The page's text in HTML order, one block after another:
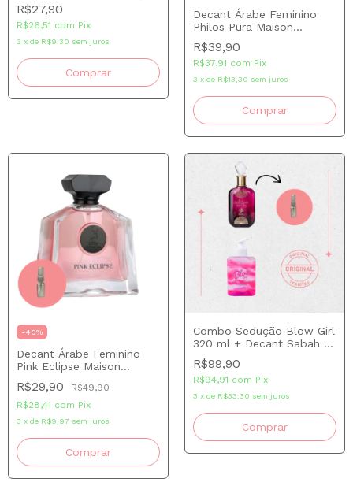
R$27,90
R$26,51 com Pix
3 x de R$9,30 sem juros
Comprar
Decant Árabe Feminino
Philos Pura Maison
Alhambra
R$39,90
R$37,91 com Pix
3 x de R$13,30 sem juros
Comprar
-40%
Decant Árabe Feminino
Pink Eclipse Maison
Alhambra
R$29,90
R$49,90
R$28,41 com Pix
3 x de R$9,97 sem juros
Comprar
Combo Sedução Blow Girl
320 ml + Decant Sabah Al
Ward 5 ml
R$99,90
R$94,91 com Pix
3 x de R$33,30 sem juros